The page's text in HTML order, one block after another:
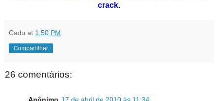
crack.
Cadu at 1:50 PM
Compartilhar
26 comentários: